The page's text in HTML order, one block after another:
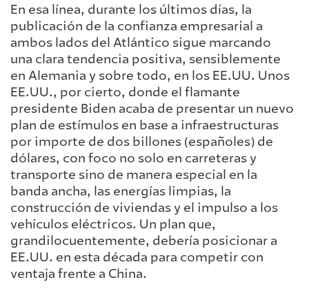
En esa línea, durante los últimos días, la
publicación de la confianza empresarial a
ambos lados del Atlántico sigue marcando
una clara tendencia positiva, sensiblemente
en Alemania y sobre todo, en los EE.UU. Unos
EE.UU., por cierto, donde el flamante
presidente Biden acaba de presentar un nuevo
plan de estímulos en base a infraestructuras
por importe de dos billones (españoles) de
dólares, con foco no solo en carreteras y
transporte sino de manera especial en la
banda ancha, las energías limpias, la
construcción de viviendas y el impulso a los
vehículos eléctricos. Un plan que,
grandilocuentemente, debería posicionar a
EE.UU. en esta década para competir con
ventaja frente a China.